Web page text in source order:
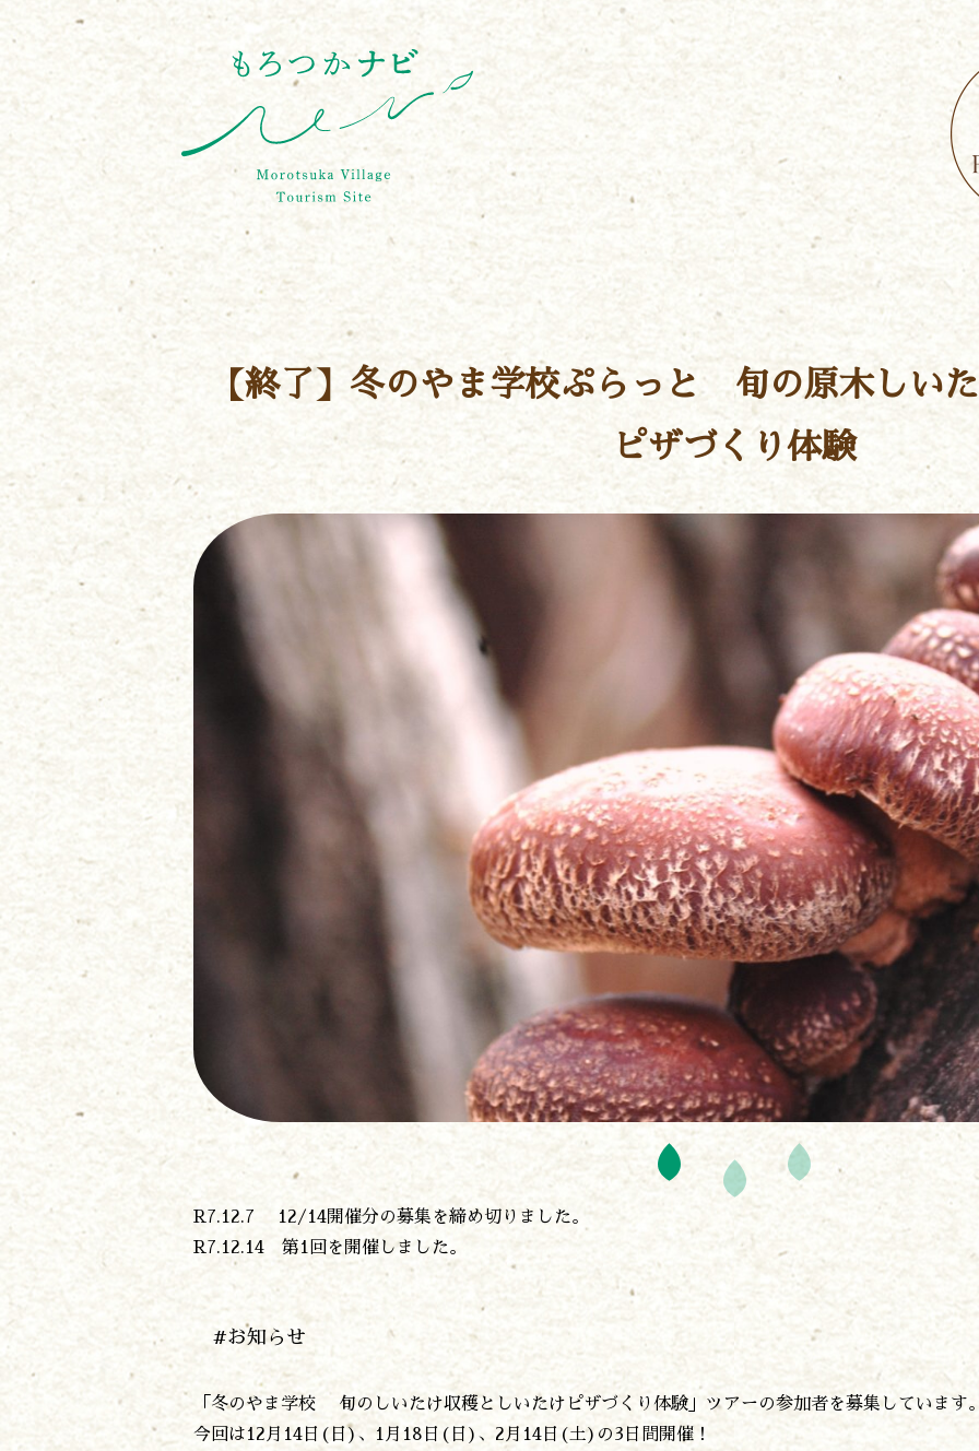
【終了】冬のやま学校ぷらっと 旬の原木しい
ピザづくり体験
R7.12.7 12/14開催分の募集を締め切りました。
R7.12.14 第1回を開催しました。
#お知らせ
「冬のやま学校 旬のしいたけ収穫としいたけピザづくり体験」ツアーの参加者を募集しています
今回は12月14日(日)、1月18日(日)、2月14日(土)の3日間開催！
遊ぶ
食べる
泊まる
買う
観る
やま学校
開花情報
紅葉情報
神楽情報
森の風の記憶
アクセス
お問い合わせ
諸塚村観光協会について
〒883-1301
0982-65-0178